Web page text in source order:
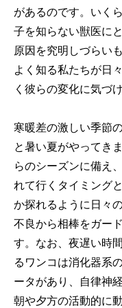
があるのです。いく
子を知らない獣医に
原因を究明しづらい
よく知る私たちが日
く彼らの変化に気づ
寒暖差の激しい季節
と暑い夏がやってき
らのシーズンに備え
れて行くタイミング
か探れるように日々
不良から相棒をガー
す。なお、夜遅い時
るワンコは消化器系
ータがあり、自律神
朝や夕方の活動的に